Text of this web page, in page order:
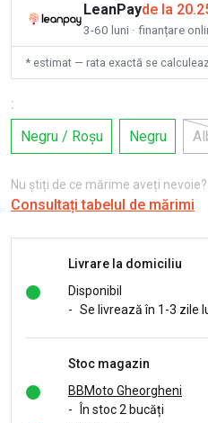
LeanPayde la
3-60 luni · finanțare
* estimat — rata exactă se
:
Negru / Roșu
Negru
Nu știți de ce mărime aveți nevoie?
Consultați tabelul de mărimi
Livrare la domiciliu
Disponibil
- Se livrează în 1-3 zile
Stoc magazin
BBMoto Gheorgheni
-
În stoc 2 bucăți